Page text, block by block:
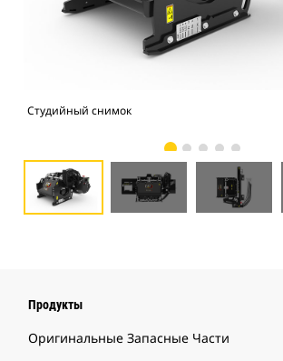
Студийный снимок
Продукты
Оригинальные Запасные Части